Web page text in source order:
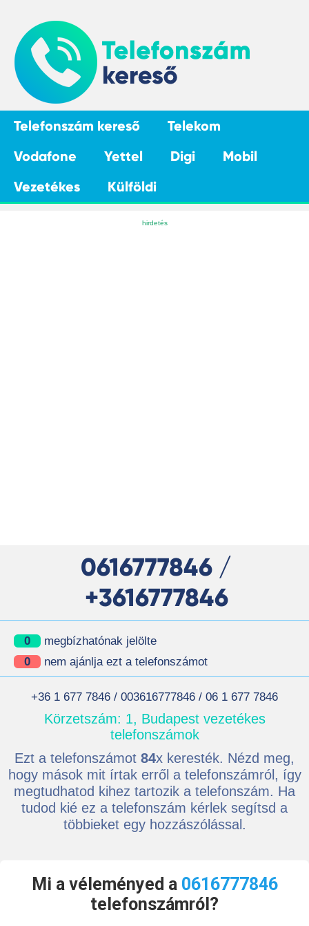
Telefonszám kereső
Telekom
Vodafone
Yettel Digi
Mobil
Vezetékes
Külföldi
0616777846 /
+3616777846
0
megbízhatónak jelölte
0
nem ajánlja ezt a telefonszámot
+36 1 677 7846 / 003616777846 / 06 1 677 7846
Körzetszám: 1, Budapest vezetékes
telefonszámok
Ezt a telefonszámot 84x keresték. Nézd meg,
hogy mások mit írtak erről a telefonszámról, így
megtudhatod kihez tartozik a telefonszám. Ha
tudod kié ez a telefonszám kérlek segítsd a
többieket egy hozzászólással.
Mi a véleményed a 0616777846
telefonszámról?